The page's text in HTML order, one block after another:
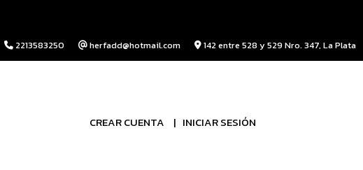
2213583250 herfadd@hotmail.com 142 entre 528 y 529 Nro. 347, La Plata
CREAR CUENTA INICIAR SESIÓN